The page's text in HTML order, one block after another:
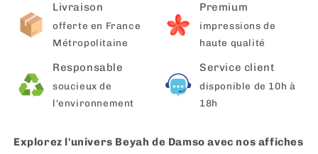
Livraison
offerte en France
Métropolitaine
Premium
impressions de
haute qualité
Responsable
soucieux de
l'environnement
Service client
disponible de 10h à
18h
Explorez l'univers Beyah de Damso avec nos affiches